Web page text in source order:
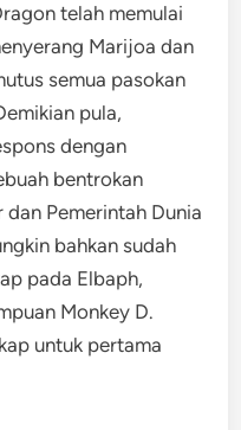
telah memulai
Marijoa dan
semua pasokan
pula,
dengan
bentrokan
Pemerintah Dunia
bahkan sudah
pada Elbaph,
Monkey D.
untuk pertama